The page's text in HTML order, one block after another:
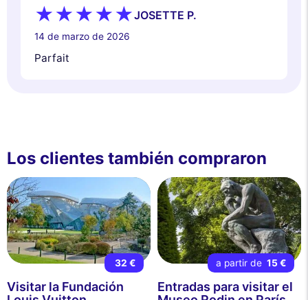
JOSETTE P.
14 de marzo de 2026
Parfait
Los clientes también compraron
32 €
Visitar la Fundación
a partir de 15 €
Entradas para visitar el